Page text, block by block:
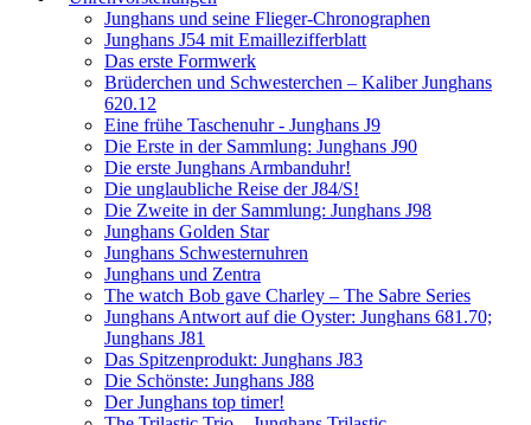
Junghans und seine Flieger-Chronographen
Junghans J54 mit Emaillezifferblatt
Das erste Formwerk
Brüderchen und Schwesterchen – Kaliber Junghans
620.12
Eine frühe Taschenuhr - Junghans J9
Die Erste in der Sammlung: Junghans J90
Die erste Junghans Armbanduhr!
Die unglaubliche Reise der J84/S!
Die Zweite in der Sammlung: Junghans J98
Junghans Golden Star
Junghans Schwesternuhren
Junghans und Zentra
The watch Bob gave Charley – The Sabre Series
Junghans Antwort auf die Oyster: Junghans 681.70;
Junghans J81
Das Spitzenprodukt: Junghans J83
Die Schönste: Junghans J88
Der Junghans top timer!